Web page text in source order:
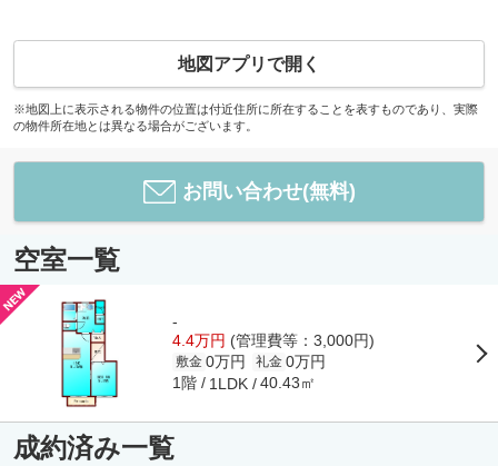
地図アプリで開く
※地図上に表示される物件の位置は付近住所に所在することを表すものであり、実際
の物件所在地とは異なる場合がございます。
お問い合わせ(無料)
空室一覧
-
4.4万円 (管理費等：3,000円)
敷金 0万円 礼金 0万円
1階 1LDK 40.43㎡
成約済み一覧